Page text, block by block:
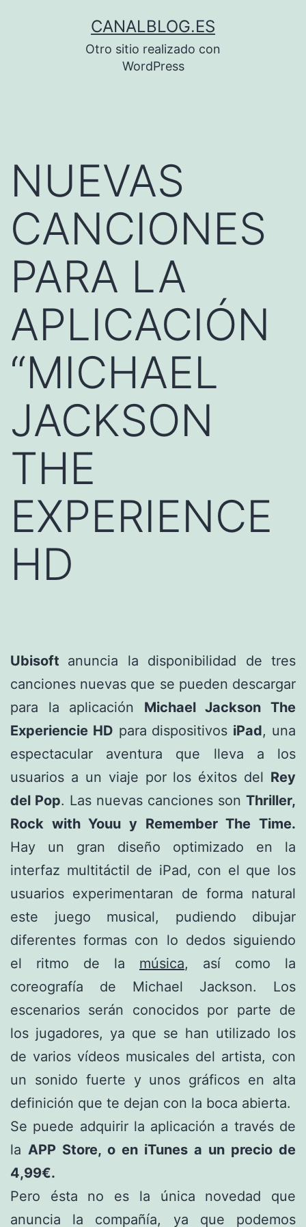
CANALBLOG.ES
Otro sitio realizado con
WordPress
NUEVAS
CANCIONES
PARA LA
APLICACIÓN
“MICHAEL
JACKSON
THE
EXPERIENCE
HD
Ubisoft anuncia la disponibilidad de tres
canciones nuevas que se pueden descargar
para la aplicación Michael Jackson The
Experiencie HD para dispositivos iPad, una
espectacular aventura que lleva a los
usuarios a un viaje por los éxitos del Rey
del Pop. Las nuevas canciones son Thriller,
Rock with Youu y Remember The Time.
Hay un gran diseño optimizado en la
interfaz multitáctil de iPad, con el que los
usuarios experimentaran de forma natural
este juego musical, pudiendo dibujar
diferentes formas con lo dedos siguiendo
el ritmo de la música, así como la
coreografía de Michael Jackson. Los
escenarios serán conocidos por parte de
los jugadores, ya que se han utilizado los
de varios vídeos musicales del artista, con
un sonido fuerte y unos gráficos en alta
definición que te dejan con la boca abierta.
Se puede adquirir la aplicación a través de
la APP Store, o en iTunes a un precio de
4,99€.
Pero ésta no es la única novedad que
anuncia la compañía, ya que podemos